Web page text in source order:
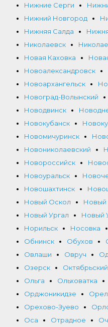
Нижние Серги
Нижний Новгород
Нижняя Салда
Николаевск
Новая Каховка
Новоалександровск
Новоархангельск
Новоград-Волынский
Новодвинск
Новокубанск
Новомичуринск
Новониколаевский
Новороссийск
Новоуральск
Новошахтинск
Новый Оскол
Новый
Новый Ургал
Новый
Норильск
Носовка
Обнинск
Обухов
Овлаши
Овруч
Озерск
Октябрьский
Ольга
Ольховатка
Орджоникидзе
Орел
Орехово-Зуево
Оса
Отрадное